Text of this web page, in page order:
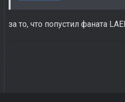
за то, что попустил фаната